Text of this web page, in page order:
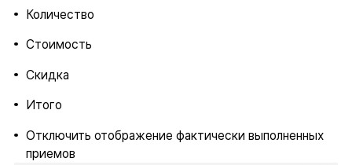
Количество
Стоимость
Скидка
Итого
Отключить отображение фактически выполненных
приемов